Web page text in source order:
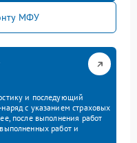
МФУ
и последующий
с указанием страховых
после выполнения работ
работ и